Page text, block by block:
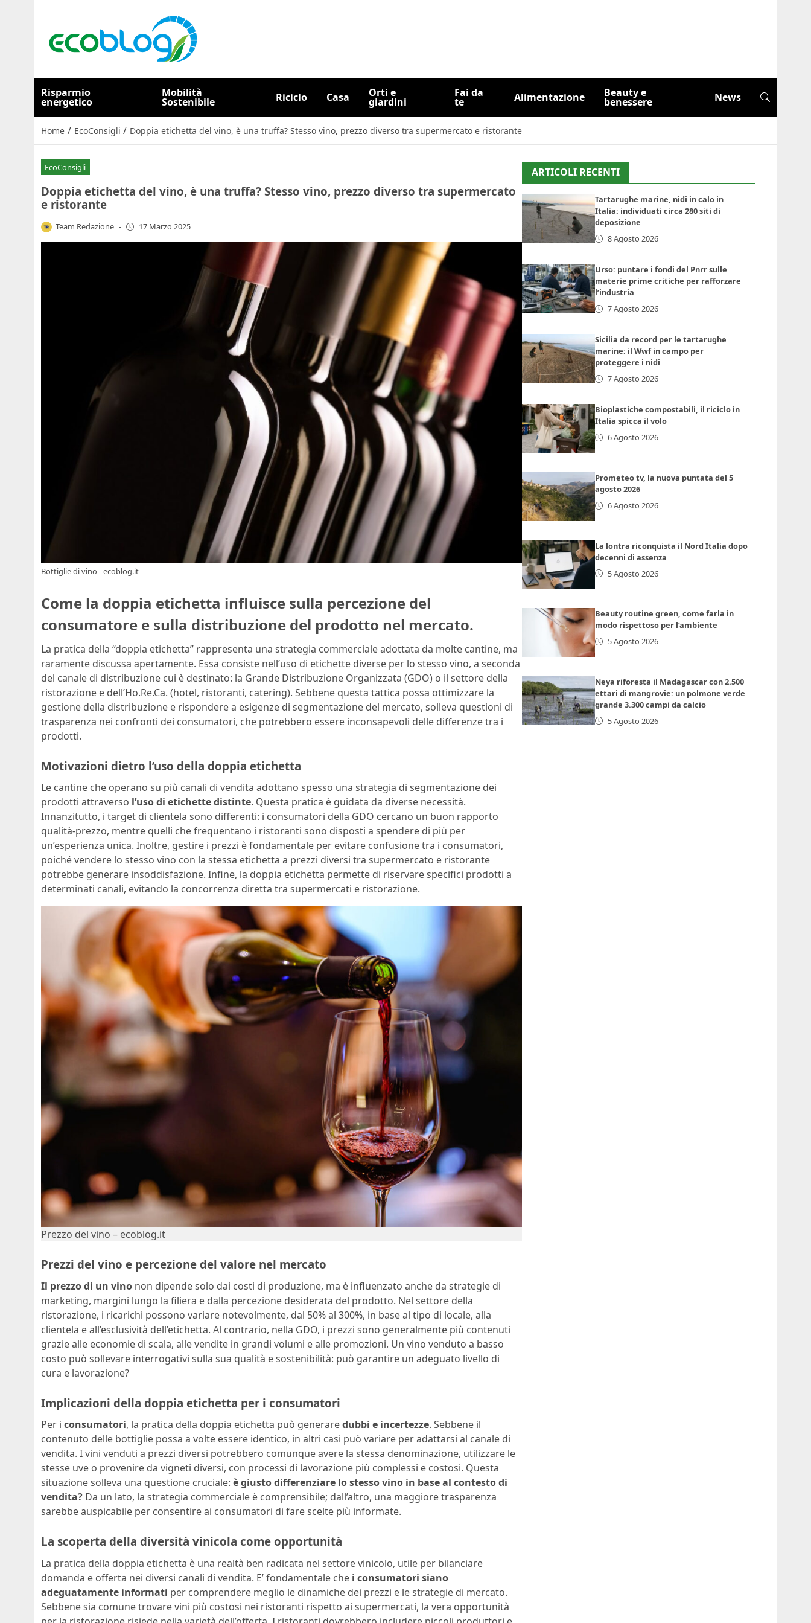
Risparmio
energetico
Mobilità
Sostenibile Riciclo Casa Orti e
giardini
Fai da
te Alimentazione Beauty e
benessere News
Home / EcoConsigli / Doppia etichetta del vino, è una truffa? Stesso vino, prezzo diverso tra supermercato e ristorante
EcoConsigli
Doppia etichetta del vino, è una truffa? Stesso vino, prezzo diverso tra supermercato
e ristorante
Team Redazione - 17 Marzo 2025
Bottiglie di vino - ecoblog.it
Come la doppia etichetta influisce sulla percezione del
consumatore e sulla distribuzione del prodotto nel mercato.
La pratica della “doppia etichetta” rappresenta una strategia commerciale adottata da molte cantine, ma
raramente discussa apertamente. Essa consiste nell’uso di etichette diverse per lo stesso vino, a seconda
del canale di distribuzione cui è destinato: la Grande Distribuzione Organizzata (GDO) o il settore della
ristorazione e dell’Ho.Re.Ca. (hotel, ristoranti, catering). Sebbene questa tattica possa ottimizzare la
gestione della distribuzione e rispondere a esigenze di segmentazione del mercato, solleva questioni di
trasparenza nei confronti dei consumatori, che potrebbero essere inconsapevoli delle differenze tra i
prodotti.
Motivazioni dietro l’uso della doppia etichetta
Le cantine che operano su più canali di vendita adottano spesso una strategia di segmentazione dei
prodotti attraverso l’uso di etichette distinte. Questa pratica è guidata da diverse necessità.
Innanzitutto, i target di clientela sono differenti: i consumatori della GDO cercano un buon rapporto
qualità-prezzo, mentre quelli che frequentano i ristoranti sono disposti a spendere di più per
un’esperienza unica. Inoltre, gestire i prezzi è fondamentale per evitare confusione tra i consumatori,
poiché vendere lo stesso vino con la stessa etichetta a prezzi diversi tra supermercato e ristorante
potrebbe generare insoddisfazione. Infine, la doppia etichetta permette di riservare specifici prodotti a
determinati canali, evitando la concorrenza diretta tra supermercati e ristorazione.
Prezzo del vino – ecoblog.it
Prezzi del vino e percezione del valore nel mercato
Il prezzo di un vino non dipende solo dai costi di produzione, ma è influenzato anche da strategie di
marketing, margini lungo la filiera e dalla percezione desiderata del prodotto. Nel settore della
ristorazione, i ricarichi possono variare notevolmente, dal 50% al 300%, in base al tipo di locale, alla
clientela e all’esclusività dell’etichetta. Al contrario, nella GDO, i prezzi sono generalmente più contenuti
grazie alle economie di scala, alle vendite in grandi volumi e alle promozioni. Un vino venduto a basso
costo può sollevare interrogativi sulla sua qualità e sostenibilità: può garantire un adeguato livello di
cura e lavorazione?
Implicazioni della doppia etichetta per i consumatori
Per i consumatori, la pratica della doppia etichetta può generaredubbi e incertezze. Sebbene il
contenuto delle bottiglie possa a volte essere identico, in altri casi può variare per adattarsi al canale di
vendita. I vini venduti a prezzi diversi potrebbero comunque avere la stessa denominazione, utilizzare le
stesse uve o provenire da vigneti diversi, con processi di lavorazione più complessi e costosi. Questa
situazione solleva una questione cruciale: è giusto differenziare lo stesso vino in base al contesto di
vendita? Da un lato, la strategia commerciale è comprensibile; dall’altro, una maggiore trasparenza
sarebbe auspicabile per consentire ai consumatori di fare scelte più informate.
La scoperta della diversità vinicola come opportunità
La pratica della doppia etichetta è una realtà ben radicata nel settore vinicolo, utile per bilanciare
domanda e offerta nei diversi canali di vendita. E’ fondamentale che i consumatori siano
adeguatamente informati per comprendere meglio le dinamiche dei prezzi e le strategie di mercato.
Sebbene sia comune trovare vini più costosi nei ristoranti rispetto ai supermercati, la vera opportunità
ARTICOLI RECENTI
Tartarughe marine, nidi in calo in
Italia: individuati circa 280 siti di
deposizione
8 Agosto 2026
Urso: puntare i fondi del Pnrr sulle
materie prime critiche per rafforzare
l’industria
7 Agosto 2026
Sicilia da record per le tartarughe
marine: il Wwf in campo per
proteggere i nidi
7 Agosto 2026
Bioplastiche compostabili, il riciclo in
Italia spicca il volo
6 Agosto 2026
Prometeo tv, la nuova puntata del 5
agosto 2026
6 Agosto 2026
La lontra riconquista il Nord Italia dopo
decenni di assenza
5 Agosto 2026
Beauty routine green, come farla in
modo rispettoso per l’ambiente
5 Agosto 2026
Neya riforesta il Madagascar con 2.500
ettari di mangrovie: un polmone verde
grande 3.300 campi da calcio
5 Agosto 2026